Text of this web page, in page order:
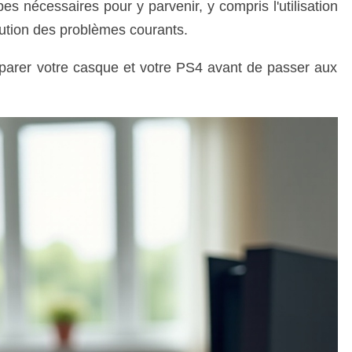
nécessaires pour y parvenir, y compris l'utilisation
des problèmes courants.
votre casque et votre PS4 avant de passer aux